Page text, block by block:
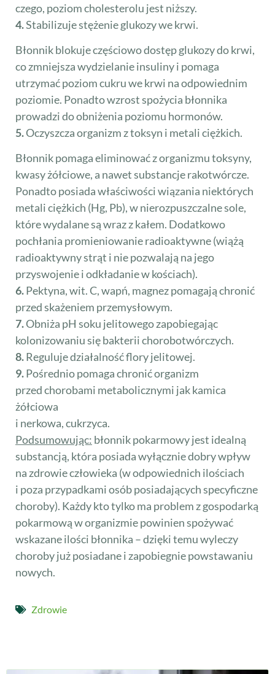
czego, poziom cholesterolu jest niższy.
4.Stabilizuje stężenie glukozy we krwi.
Błonnik blokuje częściowo dostęp glukozy do krwi,
co zmniejsza wydzielanie insuliny i pomaga
utrzymać poziom cukru we krwi na odpowiednim
poziomie. Ponadto wzrost spożycia błonnika
prowadzi do obniżenia poziomu hormonów.
5.Oczyszcza organizm z toksyn i metali ciężkich.
Błonnik pomaga eliminować z organizmu toksyny,
kwasy żółciowe, a nawet substancje rakotwórcze.
Ponadto posiada właściwości wiązania niektórych
metali ciężkich (Hg, Pb), w nierozpuszczalne sole,
które wydalane są wraz z kałem. Dodatkowo
pochłania promieniowanie radioaktywne (wiążą
radioaktywny strąt i nie pozwalają na jego
przyswojenie i odkładanie w kościach).
6.Pektyna, wit. C, wapń, magnez pomagają chronić
przed skażeniem przemysłowym.
7.Obniża pH soku jelitowego zapobiegając
kolonizowaniu się bakterii chorobotwórczych.
8.Reguluje działalność flory jelitowej.
9.Pośrednio pomaga chronić organizm
przed chorobami metabolicznymi jak kamica
żółciowa
i nerkowa, cukrzyca.
Podsumowując: błonnik pokarmowy jest idealną
substancją, która posiada wyłącznie dobry wpływ
na zdrowie człowieka (w odpowiednich ilościach
i poza przypadkami osób posiadających specyficzne
choroby). Każdy kto tylko ma problem z gospodarką
pokarmową w organizmie powinien spożywać
wskazane ilości błonnika – dzięki temu wyleczy
choroby już posiadane i zapobiegnie powstawaniu
nowych.
Zdrowie